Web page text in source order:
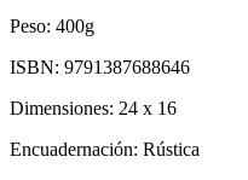
Peso: 400g
ISBN: 9791387688646
Dimensiones: 24 x 16
Encuadernación: Rústica